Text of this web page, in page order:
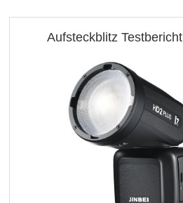
Aufsteckblitz Testbericht